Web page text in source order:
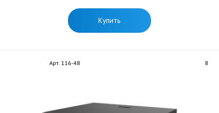
Купить
Арт. 116-48 8